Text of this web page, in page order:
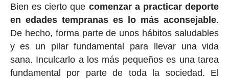
Bien es cierto que comenzar a practicar deporte
en edades tempranas es lo más aconsejable.
De hecho, forma parte de unos hábitos saludables
y es un pilar fundamental para llevar una vida
sana. Inculcarlo a los más pequeños es una tarea
fundamental por parte de toda la sociedad. El